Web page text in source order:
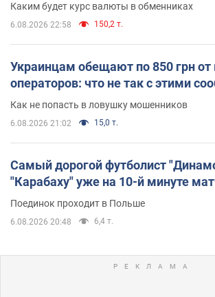
Каким будет курс валюты в обменниках
6.08.2026 22:58 150,2 т.
Украинцам обещают по 850 грн
операторов: что не так с этими
Как не попасть в ловушку мошенников
6.08.2026 21:02 15,0 т.
Самый дорогой футболист
"Карабаху" уже на 10-й минуте
Поединок проходит в Польше
6.08.2026 20:48 6,4 т.